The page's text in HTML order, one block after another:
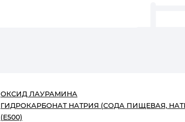
ОКСИД ЛАУРАМИНА
ГИДРОКАРБОНАТ НАТРИЯ (СОДА ПИЩЕВАЯ,
(Е500)